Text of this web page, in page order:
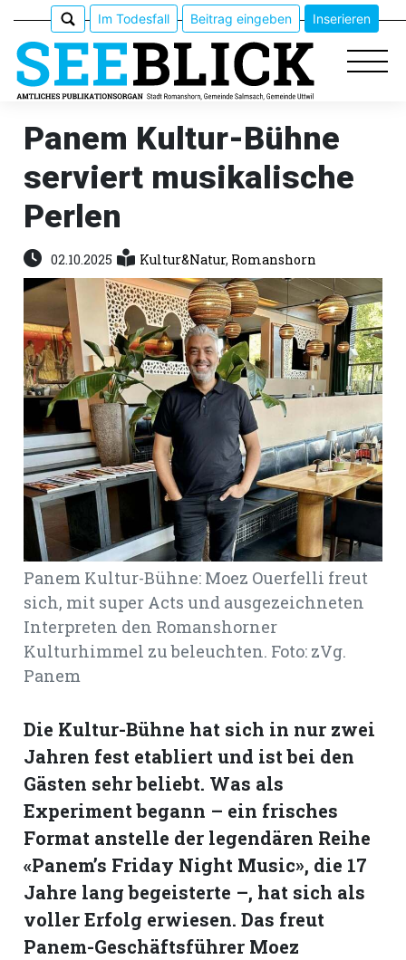
Epaper
Veranstaltungen
Erlebnisführer
Romanshorn:
offizielle
Mitteilungen
Im Todesfall Beitrag eingeben Inserieren
Panem Kultur-Bühne
serviert musikalische
Perlen
02.10.2025 Kultur&Natur, Romanshorn
Panem Kultur-Bühne: Moez Ouerfelli freut
sich, mit super Acts und ausgezeichneten
Interpreten den Romanshorner
Kulturhimmel zu beleuchten. Foto: zVg.
Panem
Die Kultur-Bühne hat sich in nur zwei
Jahren fest etabliert und ist bei den
Gästen sehr beliebt. Was als
Experiment begann – ein frisches
Format anstelle der legendären Reihe
«Panem’s Friday Night Music», die 17
Jahre lang begeisterte –, hat sich als
voller Erfolg erwiesen. Das freut
Panem-Geschäftsführer Moez